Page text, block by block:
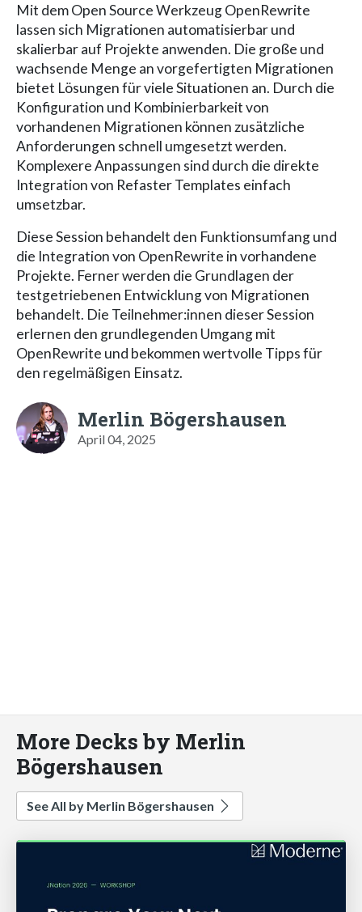
Mit dem Open Source Werkzeug OpenRewrite
lassen sich Migrationen automatisierbar und
skalierbar auf Projekte anwenden. Die große und
wachsende Menge an vorgefertigten Migrationen
bietet Lösungen für viele Situationen an. Durch die
Konfiguration und Kombinierbarkeit von
vorhandenen Migrationen können zusätzliche
Anforderungen schnell umgesetzt werden.
Komplexere Anpassungen sind durch die direkte
Integration von Refaster Templates einfach
umsetzbar.
Diese Session behandelt den Funktionsumfang und
die Integration von OpenRewrite in vorhandene
Projekte. Ferner werden die Grundlagen der
testgetriebenen Entwicklung von Migrationen
behandelt. Die Teilnehmer:innen dieser Session
erlernen den grundlegenden Umgang mit
OpenRewrite und bekommen wertvolle Tipps für
den regelmäßigen Einsatz.
Merlin Bögershausen
April 04, 2025
More Decks by Merlin
Bögershausen
See All by Merlin Bögershausen